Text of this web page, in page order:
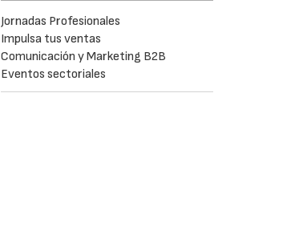
Jornadas Profesionales
Impulsa tus ventas
Comunicación y Marketing B2B
Eventos sectoriales